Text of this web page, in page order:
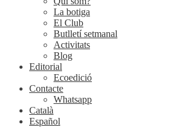
La botiga
El Club
Butlletí setmanal
Activitats
Blog
Editorial
Ecoedició
Contacte
Whatsapp
Català
Español